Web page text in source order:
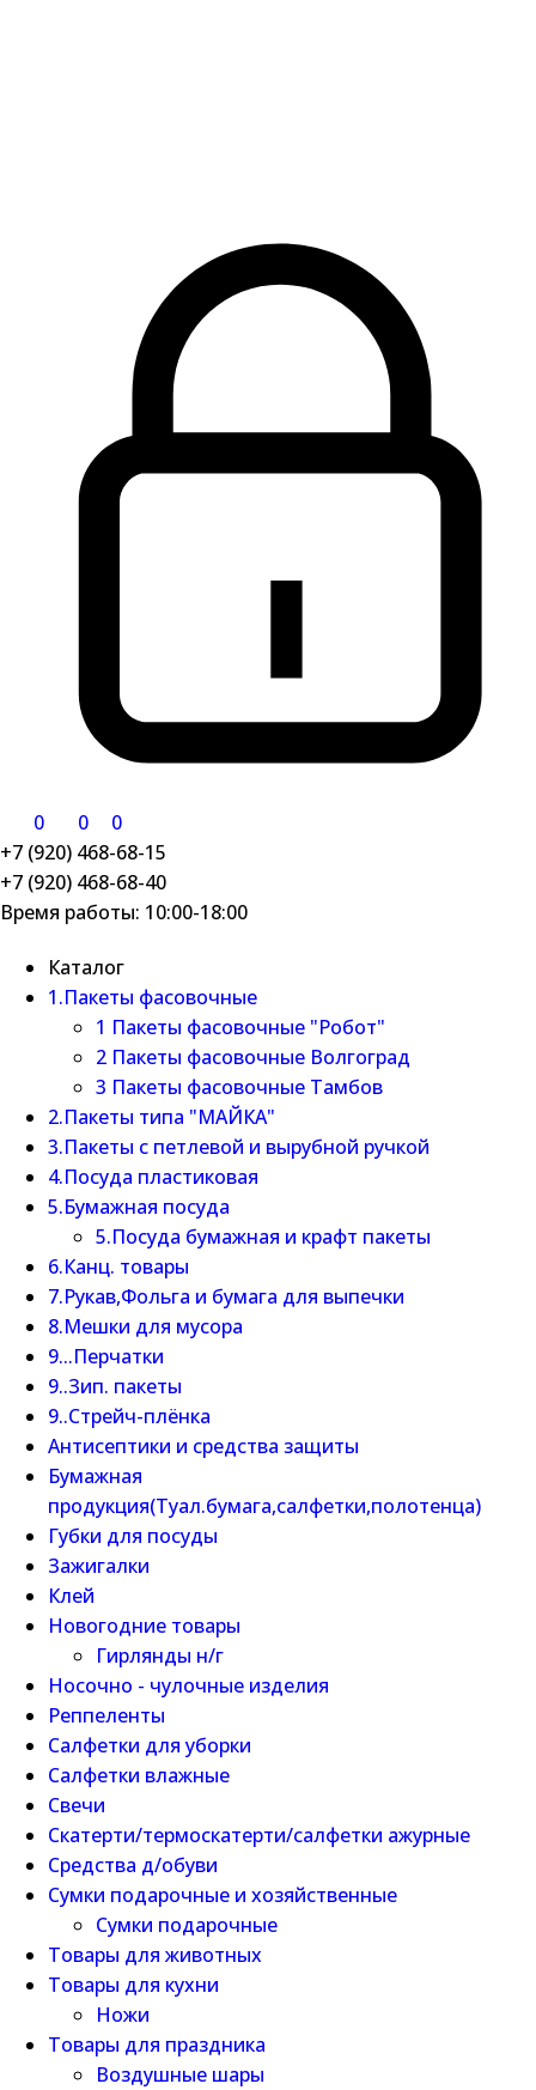
0 0
0
+7 (920) 468-68-15
+7 (920) 468-68-40
Время работы: 10:00-18:00
Каталог
1.Пакеты фасовочные
1 Пакеты фасовочные "Робот"
2 Пакеты фасовочные Волгоград
3 Пакеты фасовочные Тамбов
2.Пакеты типа "МАЙКА"
3.Пакеты с петлевой и вырубной ручкой
4.Посуда пластиковая
5.Бумажная посуда
5.Посуда бумажная и крафт пакеты
6.Канц. товары
7.Рукав,Фольга и бумага для выпечки
8.Мешки для мусора
9...Перчатки
9..Зип. пакеты
9..Стрейч-плёнка
Антисептики и средства защиты
Бумажная
продукция(Туал.бумага,салфетки,полотенца)
Губки для посуды
Зажигалки
Клей
Новогодние товары
Гирлянды н/г
Носочно - чулочные изделия
Реппеленты
Салфетки для уборки
Салфетки влажные
Свечи
Скатерти/термоскатерти/салфетки ажурные
Средства д/обуви
Сумки подарочные и хозяйственные
Сумки подарочные
Товары для животных
Товары для кухни
Ножи
Товары для праздника
Воздушные шары